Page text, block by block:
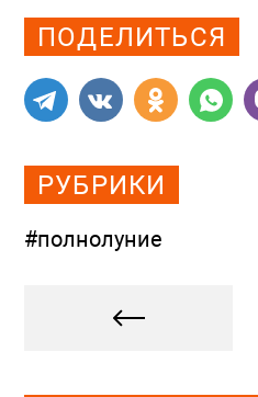
ПОДЕЛИТЬСЯ
РУБРИКИ
#полнолуние